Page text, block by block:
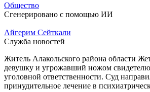
Общество
Сгенерировано с помощью ИИ
Айгерим Сейткали
Служба новостей
Житель Алакольского района области
девушку и угрожавший ножом
уголовной ответственности. Суд
принудительное лечение в